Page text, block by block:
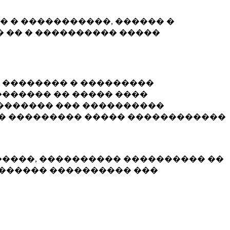
� �����������, ������ �
�� � ���������� �����
� ���������
�� ����� ����
��� ����������
��������� ����� ������������
���������� ���������� ��
���������� ���